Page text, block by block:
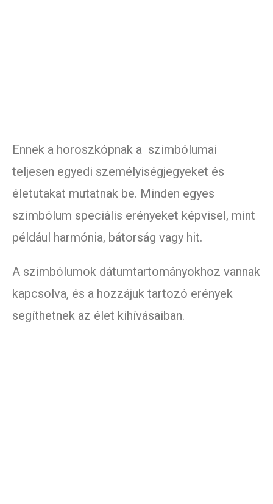
Ennek a horoszkópnak a szimbólumai
teljesen egyedi személyiségjegyeket és
életutakat mutatnak be. Minden egyes
szimbólum speciális erényeket képvisel, mint
például harmónia, bátorság vagy hit.
A szimbólumok dátumtartományokhoz vannak
kapcsolva, és a hozzájuk tartozó erények
segíthetnek az élet kihívásaiban.